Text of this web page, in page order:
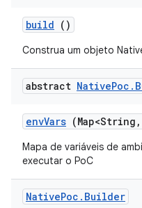
build ()
Construa um objeto
abstract NativePoc .
envVars (Map<String ,
Mapa de variáveis ​​de
executar o PoC
NativePoc . Builder